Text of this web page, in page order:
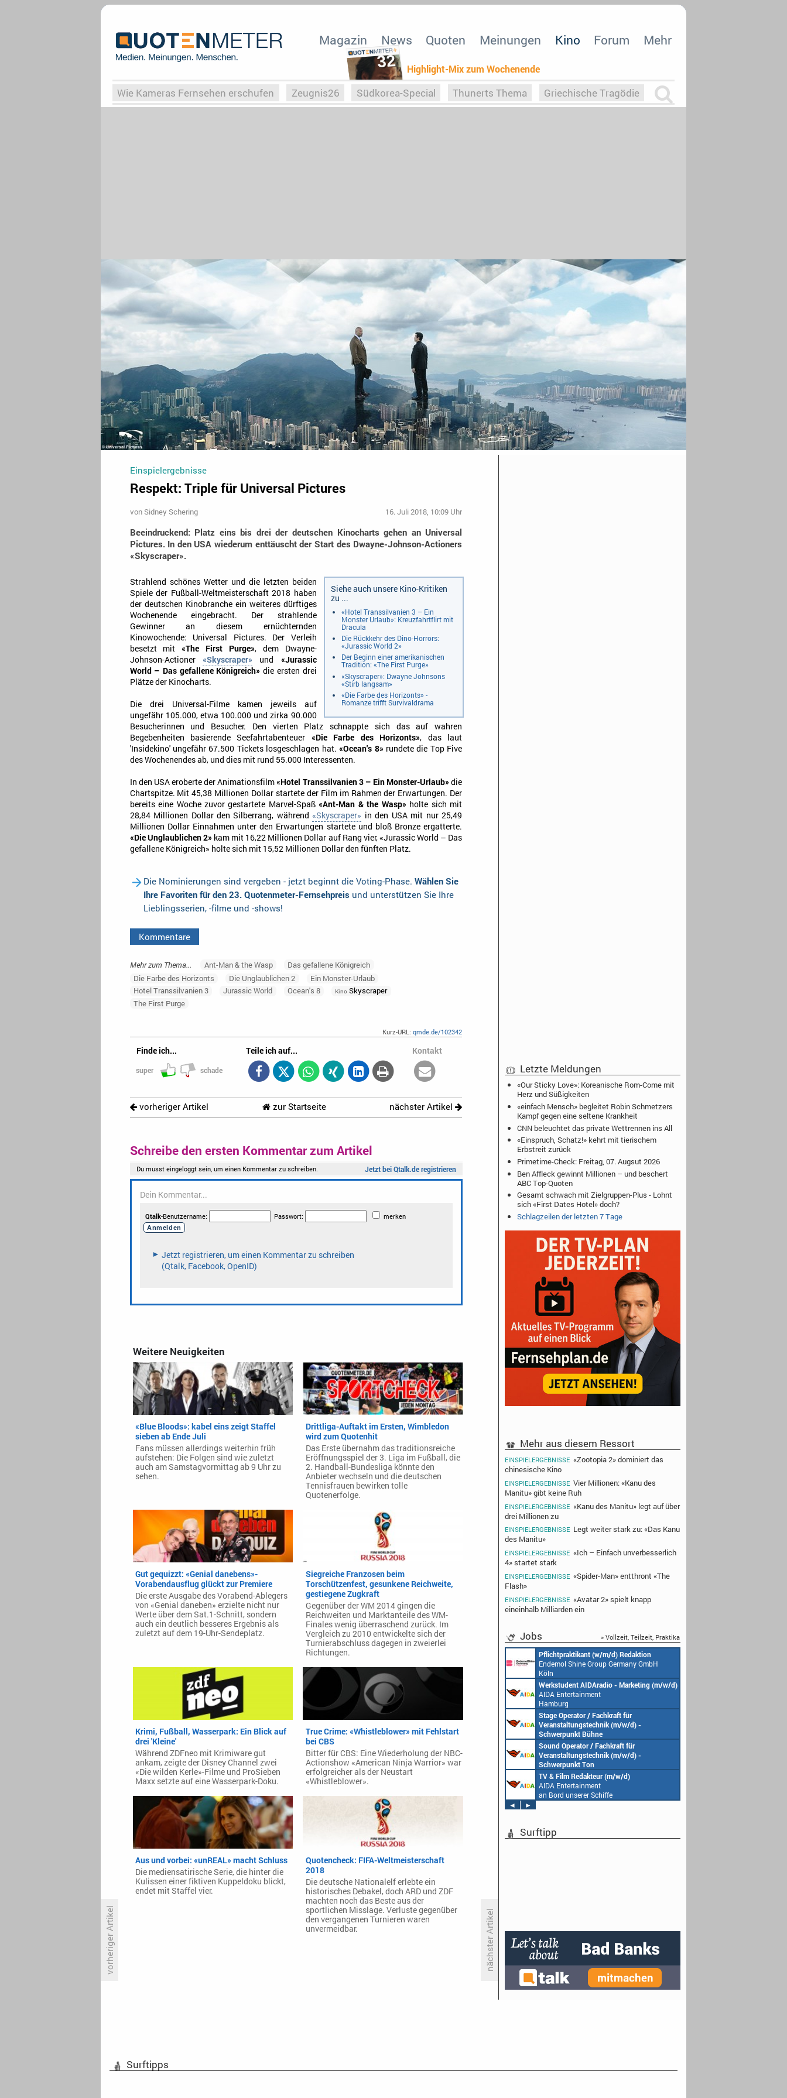
32 Highlight-Mix zum Wochenende
Magazin News Quoten Meinungen Kino Forum Mehr
Wie Kameras Fernsehen erschufen Zeugnis26 Südkorea-Special Thunerts Thema Griechische Tragödie
Einspielergebnisse
Respekt: Triple für Universal Pictures
vonSidney Schering 16. Juli 2018, 10:09 Uhr
Beeindruckend: Platz eins bis drei der deutschen Kinocharts gehen an Universal
Pictures. In den USA wiederum enttäuscht der Start des Dwayne-Johnson-Actioners
«Skyscraper».
Siehe auch unsere Kino-Kritiken
zu ...
«Hotel Transsilvanien 3 – Ein
Monster Urlaub»: Kreuzfahrtflirt mit
Dracula
Die Rückkehr des Dino-Horrors:
«Jurassic World 2»
Der Beginn einer amerikanischen
Tradition: «The First Purge»
«Skyscraper»: Dwayne Johnsons
«Stirb langsam»
«Die Farbe des Horizonts» -
Romanze trifft Survivaldrama
Strahlend schönes Wetter und die letzten beiden
Spiele der Fußball-Weltmeisterschaft 2018 haben
der deutschen Kinobranche ein weiteres dürftiges
Wochenende eingebracht. Der strahlende
Gewinner an diesem ernüchternden
Kinowochende: Universal Pictures. Der Verleih
besetzt mit«The First Purge», dem Dwayne-
Johnson-Actioner «Skyscraper» und «Jurassic
World – Das gefallene Königreich» die ersten drei
Plätze der Kinocharts.
Die drei Universal-Filme kamen jeweils auf
ungefähr 105.000, etwa 100.000 und zirka 90.000
Besucherinnen und Besucher. Den vierten Platz schnappte sich das auf wahren
Begebenheiten basierende Seefahrtabenteuer «Die Farbe des Horizonts», das laut
'Insidekino' ungefähr 67.500 Tickets losgeschlagen hat.«Ocean's 8» rundete die Top Five
des Wochenendes ab, und dies mit rund 55.000 Interessenten.
In den USA eroberte der Animationsfilm«Hotel Transsilvanien 3 – Ein Monster-Urlaub» die
Chartspitze. Mit 45,38 Millionen Dollar startete der Film im Rahmen der Erwartungen. Der
bereits eine Woche zuvor gestartete Marvel-Spaß«Ant-Man & the Wasp» holte sich mit
28,84 Millionen Dollar den Silberrang, während«Skyscraper» in den USA mit nur 25,49
Millionen Dollar Einnahmen unter den Erwartungen startete und bloß Bronze ergatterte.
«Die Unglaublichen 2» kam mit 16,22 Millionen Dollar auf Rang vier, «Jurassic World – Das
gefallene Königreich» holte sich mit 15,52 Millionen Dollar den fünften Platz.
Die Nominierungen sind vergeben - jetzt beginnt die Voting-Phase. Wählen Sie
Ihre Favoriten für den 23. Quotenmeter-Fernsehpreisund unterstützen Sie Ihre
Lieblingsserien, -filme und -shows!
Kommentare
Mehr zum Thema... Ant-Man & the Wasp
Das gefallene Königreich
Die Farbe des Horizonts
Die Unglaublichen 2
Ein Monster-Urlaub
Hotel Transsilvanien 3
Jurassic World Ocean's 8 Kino Skyscraper
The First Purge
Kurz-URL:qmde.de/102342
Finde ich...
super schade
Teile ich auf... Kontakt
vorheriger Artikel zur Startseite nächster Artikel
vorheriger Artikel nächster Artikel
Schreibe den ersten Kommentar zum Artikel
Weitere Neuigkeiten
«Blue Bloods»: kabel eins zeigt Staffel
sieben ab Ende Juli
Fans müssen allerdings weiterhin früh
aufstehen: Die Folgen sind wie zuletzt
auch am Samstagvormittag ab 9 Uhr zu
sehen.
Drittliga-Auftakt im Ersten, Wimbledon
wird zum Quotenhit
Das Erste übernahm das traditionsreiche
Eröffnungsspiel der 3. Liga im Fußball, die
2. Handball-Bundesliga könnte den
Anbieter wechseln und die deutschen
Tennisfrauen bewirken tolle
Quotenerfolge.
Gut gequizzt: «Genial danebens»-
Vorabendausflug glückt zur Premiere
Die erste Ausgabe des Vorabend-Ablegers
von «Genial daneben» erzielte nicht nur
Werte über dem Sat.1-Schnitt, sondern
auch ein deutlich besseres Ergebnis als
zuletzt auf dem 19-Uhr-Sendeplatz.
Siegreiche Franzosen beim
Torschützenfest, gesunkene Reichweite,
gestiegene Zugkraft
Gegenüber der WM 2014 gingen die
Reichweiten und Marktanteile des WM-
Finales wenig überraschend zurück. Im
Vergleich zu 2010 entwickelte sich der
Turnierabschluss dagegen in zweierlei
Richtungen.
Krimi, Fußball, Wasserpark: Ein Blick auf
drei 'Kleine'
Während ZDFneo mit Krimiware gut
ankam, zeigte der Disney Channel zwei
«Die wilden Kerle»-Filme und ProSieben
Maxx setzte auf eine Wasserpark-Doku.
True Crime: «Whistleblower» mit Fehlstart
bei CBS
Bitter für CBS: Eine Wiederholung der NBC-
Actionshow «American Ninja Warrior» war
erfolgreicher als der Neustart
«Whistleblower».
Aus und vorbei: «unREAL» macht Schluss
Die mediensatirische Serie, die hinter die
Kulissen einer fiktiven Kuppeldoku blickt,
endet mit Staffel vier.
Quotencheck: FIFA-Weltmeisterschaft
2018
Die deutsche Nationalelf erlebte ein
historisches Debakel, doch ARD und ZDF
machten noch das Beste aus der
sportlichen Misslage. Verluste gegenüber
den vergangenen Turnieren waren
unvermeidbar.
Letzte Meldungen
«Our Sticky Love»: Koreanische Rom-Come mit
Herz und Süßigkeiten
«einfach Mensch» begleitet Robin Schmetzers
Kampf gegen eine seltene Krankheit
CNN beleuchtet das private Wettrennen ins All
«Einspruch, Schatz!» kehrt mit tierischem
Erbstreit zurück
Primetime-Check: Freitag, 07. Augsut 2026
Ben Affleck gewinnt Millionen – und beschert
ABC Top-Quoten
Gesamt schwach mit Zielgruppen-Plus - Lohnt
sich «First Dates Hotel» doch?
Schlagzeilen der letzten 7 Tage
Mehr aus diesem Ressort
EINSPIELERGEBNISSE «Zootopia 2» dominiert das
chinesische Kino
EINSPIELERGEBNISSE Vier Millionen: «Kanu des
Manitu» gibt keine Ruh
EINSPIELERGEBNISSE «Kanu des Manitu» legt auf über
drei Millionen zu
EINSPIELERGEBNISSE Legt weiter stark zu: «Das Kanu
des Manitu»
EINSPIELERGEBNISSE «Ich – Einfach unverbesserlich
4» startet stark
EINSPIELERGEBNISSE «Spider-Man» entthront «The
Flash»
EINSPIELERGEBNISSE «Avatar 2» spielt knapp
eineinhalb Milliarden ein
Jobs » Vollzeit, Teilzeit, Praktika
Pflichtpraktikant (w/m/d) Redaktion
Endemol Shine Group Germany GmbH
Köln
Werkstudent AIDAradio - Marketing (m/w/d)
AIDA Entertainment
Hamburg
Stage Operator / Fachkraft für
Veranstaltungstechnik (m/w/d) -
Schwerpunkt Bühne
AIDA Entertainment
an Bord unserer Schiffe
Sound Operator / Fachkraft für
Veranstaltungstechnik (m/w/d) -
Schwerpunkt Ton
AIDA Entertainment
an Bord unserer Schiffe
TV & Film Redakteur (m/w/d)
AIDA Entertainment
an Bord unserer Schiffe
◄
►
Surftipp
Surftipps